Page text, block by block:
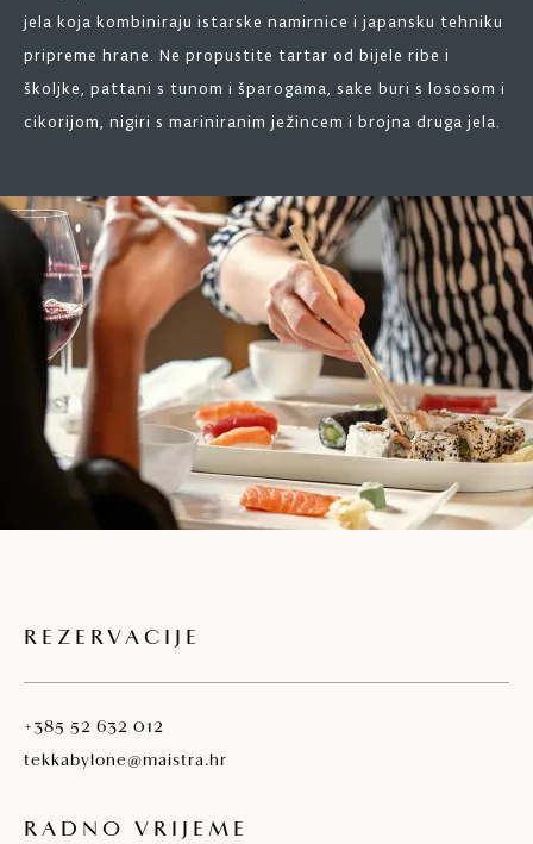
jela koja kombiniraju istarske namirnice i japansku tehniku
pripreme hrane. Ne propustite tartar od bijele ribe i
školjke, pattani s tunom i šparogama, sake buri s lososom i
cikorijom, nigiri s mariniranim ježincem i brojna druga jela.
REZERVACIJE
+385 52 632 012
tekkabylone@maistra.hr
RADNO VRIJEME